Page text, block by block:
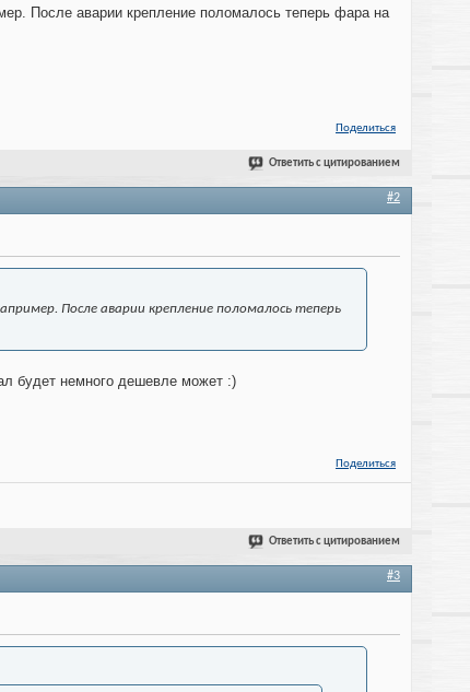
После аварии крепление поломалось теперь фара на
Поделиться
Ответить с цитированием
#2
После аварии крепление поломалось теперь
будет немного дешевле может :)
Поделиться
Ответить с цитированием
#3